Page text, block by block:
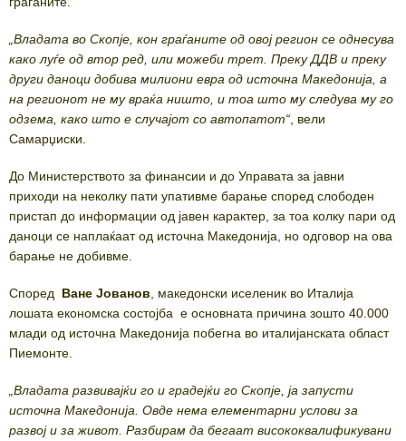
„Владата во Скопје, кон граѓаните од овој регион се однесува
како луѓе од втор ред, или можеби трет. Преку ДДВ и преку
други даноци добива милиони евра од источна Македонија, а
на регионот не му враќа ништо, и тоа што му следува му го
одзема, како што е случајот со автопатот“ , вели
Самарџиски.
До Министерството за финансии и до Управата за јавни
приходи на неколку пати упативме барање според слободен
пристап до информации од јавен карактер, за тоа колку пари од
даноци се наплаќаат од источна Македонија, но одговор на ова
барање не добивме.
Според Ване Јованов , македонски иселеник во Италија
лошата економска состојба е основната причина зошто 40.000
млади од источна Македонија побегна во италијанската област
Пиемонте.
„Владата развивајќи го и градејќи го Скопје, ја запусти
источна Македонија. Овде нема елементарни услови за
развој и за живот. Разбирам да бегаат висококвалификувани